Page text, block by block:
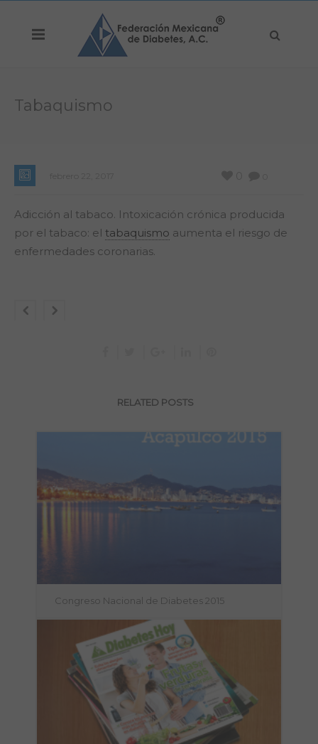
Tabaquismo
Adicción al tabaco. Intoxicación crónica producida
por el tabaco: el tabaquismo aumenta el riesgo de
enfermedades coronarias.
RELATED POSTS
Congreso Nacional de Diabetes 2015